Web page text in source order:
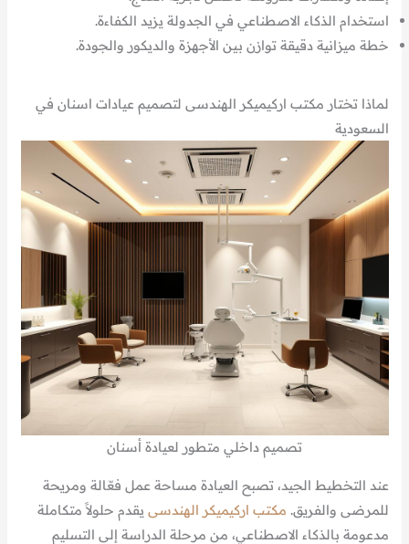
استخدام الذكاء الاصطناعي في الجدولة يزيد الكفاءة.
خطة ميزانية دقيقة توازن بين الأجهزة والديكور والجودة.
لماذا تختار مكتب اركيميكر الهندسى لتصميم عيادات اسنان في
السعودية
تصميم داخلي متطور لعيادة أسنان
عند التخطيط الجيد، تصبح العيادة مساحة عمل فعّالة ومريحة
للمرضى والفريق. مكتب اركيميكر الهندسى يقدم حلولاً متكاملة
مدعومة بالذكاء الاصطناعي، من مرحلة الدراسة إلى التسليم